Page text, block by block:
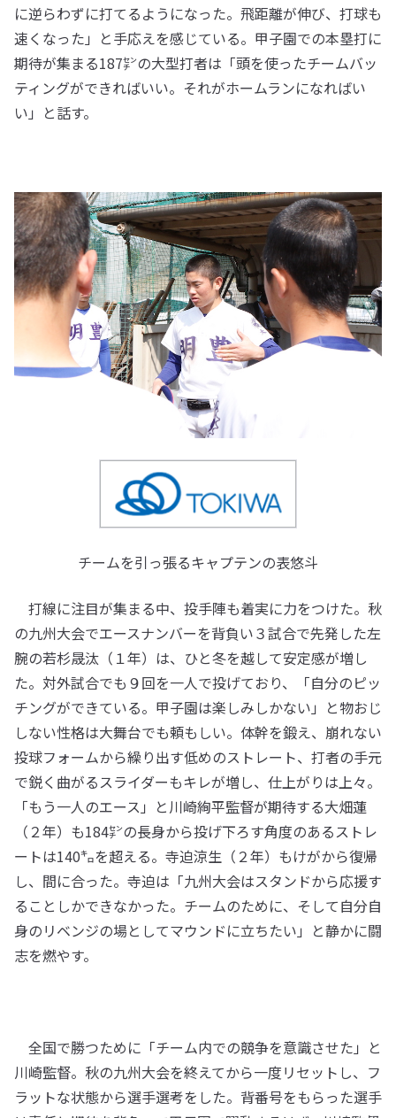
に逆らわずに打てるようになった。飛距離が伸び、打球も
速くなった」と手応えを感じている。甲子園での本塁打に
期待が集まる187㌢の大型打者は「頭を使ったチームバッ
ティングができればいい。それがホームランになればい
い」と話す。
チームを引っ張るキャプテンの表悠斗
打線に注目が集まる中、投手陣も着実に力をつけた。秋
の九州大会でエースナンバーを背負い３試合で先発した左
腕の若杉晟汰（１年）は、ひと冬を越して安定感が増し
た。対外試合でも９回を一人で投げており、「自分のピッ
チングができている。甲子園は楽しみしかない」と物おじ
しない性格は大舞台でも頼もしい。体幹を鍛え、崩れない
投球フォームから繰り出す低めのストレート、打者の手元
で鋭く曲がるスライダーもキレが増し、仕上がりは上々。
「もう一人のエース」と川崎絢平監督が期待する大畑蓮
（２年）も184㌢の長身から投げ下ろす角度のあるストレ
ートは140㌔を超える。寺迫涼生（２年）もけがから復帰
し、間に合った。寺迫は「九州大会はスタンドから応援す
ることしかできなかった。チームのために、そして自分自
身のリベンジの場としてマウンドに立ちたい」と静かに闘
志を燃やす。
全国で勝つために「チーム内での競争を意識させた」と
川崎監督。秋の九州大会を終えてから一度リセットし、フ
ラットな状態から選手選考をした。背番号をもらった選手